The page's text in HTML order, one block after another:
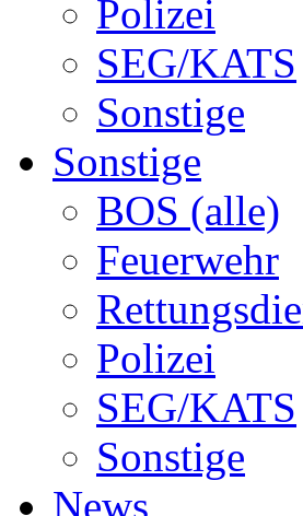
Polizei
SEG/KATS
Sonstige
Sonstige
BOS (alle)
Feuerwehr
Polizei
SEG/KATS
Sonstige
News